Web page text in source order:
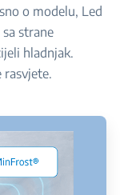
o modelu, Led
strane
hladnjak.